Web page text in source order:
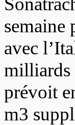
semaine
avec
milliards
prévoit
m3